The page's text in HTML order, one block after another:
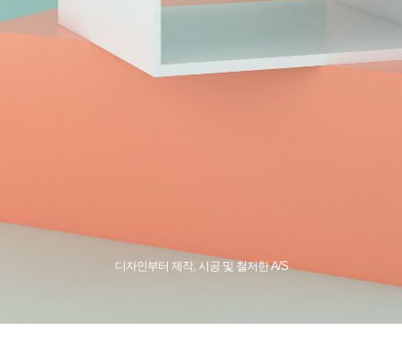
디자인부터 제작, 시공 및 철저한 A/S